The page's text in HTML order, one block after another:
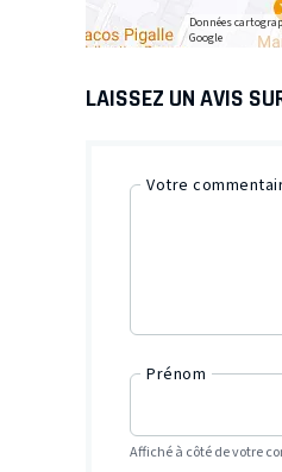
Données
Google
LAISSEZ UN AVIS
Votre
Prénom
Affiché à côté de votre